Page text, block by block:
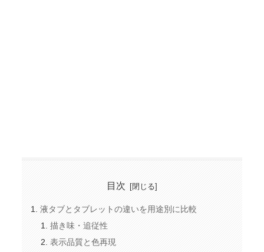
目次
液タブとタブレットの違いを用途別に比較
描き味・追従性
表示品質と色再現